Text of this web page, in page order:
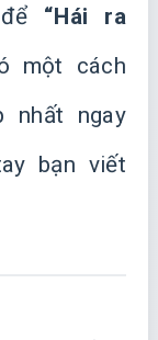
“Hái ra
một cách
nhất ngay
bạn viết